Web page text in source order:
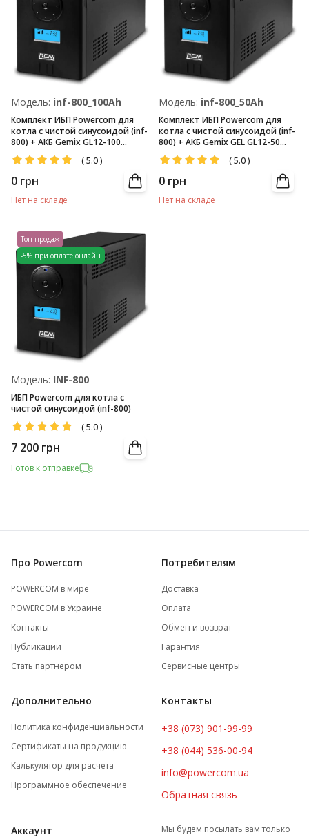
Модель: inf-800_100Ah
Комплект ИБП Powercom для
котла с чистой синусоидой (inf-
800) + АКБ Gemix GL12-100
(12V/100Ач)
(5.0)
0 грн
Нет на складе
Модель: inf-800_50Ah
Комплект ИБП Powercom для
котла с чистой синусоидой (inf-
800) + АКБ Gemix GEL GL12-50
(12V/50Ач)
(5.0)
0 грн
Нет на складе
Топ продаж
-5% при оплате онлайн
Модель: INF-800
ИБП Powercom для котла с
чистой синусоидой (inf-800)
(5.0)
7 200 грн
Готов к отправке
Про Powercom
POWERCOM в мире
POWERCOM в Украине
Контакты
Публикации
Стать партнером
Потребителям
Доставка
Оплата
Обмен и возврат
Гарантия
Сервисные центры
Дополнительно
Политика конфиденциальности
Сертификаты на продукцию
Калькулятор для расчета
Программное обеспечение
Контакты
+38 (073) 901-99-99
+38 (044) 536-00-94
info@powercom.ua
Обратная связь
Аккаунт
Мы будем посылать вам только